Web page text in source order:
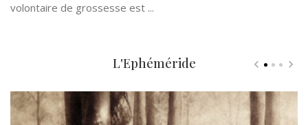
volontaire de grossesse est ...
L'Ephéméride